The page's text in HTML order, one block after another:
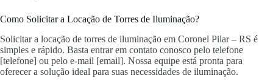
Como Solicitar a Locação de Torres de Iluminação?
Solicitar a locação de torres de iluminação em Coronel Pilar – RS é
simples e rápido. Basta entrar em contato conosco pelo telefone
[telefone] ou pelo e-mail [email]. Nossa equipe está pronta para
oferecer a solução ideal para suas necessidades de iluminação.